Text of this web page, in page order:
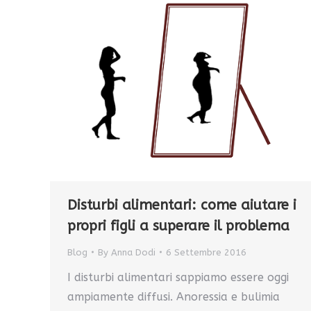
Disturbi alimentari: come aiutare i
propri figli a superare il problema
Blog By Anna Dodi 6 Settembre 2016
I disturbi alimentari sappiamo essere oggi
ampiamente diffusi. Anoressia e bulimia